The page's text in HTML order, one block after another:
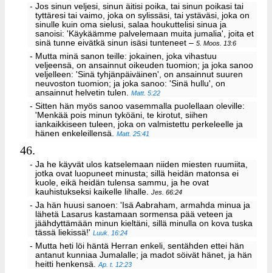
- Jos sinun veljesi, sinun äitisi poika, tai sinun poikasi tai
tyttäresi tai vaimo, joka on sylissäsi, tai ystäväsi, joka on
sinulle kuin oma sielusi, salaa houkuttelisi sinua ja
sanoisi: 'Käykäämme palvelemaan muita jumalia', joita et
sinä tunne eivätkä sinun isäsi tunteneet –5. Moos. 13:6
- Mutta minä sanon teille: jokainen, joka vihastuu
veljeensä, on ansainnut oikeuden tuomion; ja joka sanoo
veljelleen: 'Sinä tyhjänpäiväinen', on ansainnut suuren
neuvoston tuomion; ja joka sanoo: 'Sinä hullu', on
ansainnut helvetin tulen.Matt. 5:22
- Sitten hän myös sanoo vasemmalla puolellaan oleville:
'Menkää pois minun tyköäni, te kirotut, siihen
iankaikkiseen tuleen, joka on valmistettu perkeleelle ja
hänen enkeleillensä.Matt. 25:41
46.
- Ja he käyvät ulos katselemaan niiden miesten ruumiita,
jotka ovat luopuneet minusta; sillä heidän matonsa ei
kuole, eikä heidän tulensa sammu, ja he ovat
kauhistukseksi kaikelle lihalle.Jes. 66:24
- Ja hän huusi sanoen: 'Isä Aabraham, armahda minua ja
lähetä Lasarus kastamaan sormensa pää veteen ja
jäähdyttämään minun kieltäni, sillä minulla on kova tuska
tässä liekissä!'Luuk. 16:24
- Mutta heti löi häntä Herran enkeli, sentähden ettei hän
antanut kunniaa Jumalalle; ja madot söivät hänet, ja hän
heitti henkensä.Ap. t. 12:23